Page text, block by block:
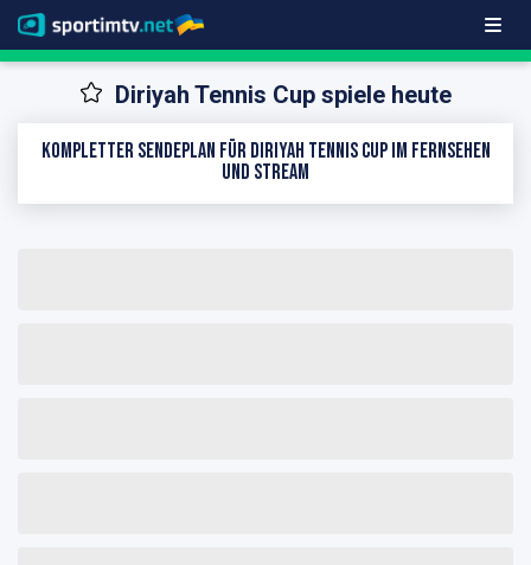
Diriyah Tennis Cup spiele heute
Kompletter Sendeplan für Diriyah Tennis Cup im Fernsehen
und Stream